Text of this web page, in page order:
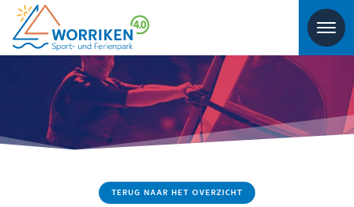
TERUG NAAR HET OVERZICHT